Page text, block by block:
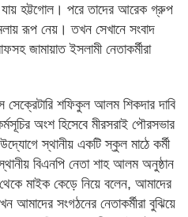
হট্টগোল। পরে তাদের আরেক গ্রুপ
রূপ নেয়। তখন সেখানে সংবাদ
জামায়াত ইসলামী নেতাকর্মীরা
সেক্রেটারি শফিকুল আলম শিকদার দাবি
অংশ হিসেবে মীরসরাই পৌরসভার
স্থানীয় একটি স্কুল মাঠে কর্মী
বিএনপি নেতা শাহ আলম অনুষ্ঠান
মাইক কেড়ে নিয়ে বলেন, আমাদের
আমাদের সংগঠনের নেতাকর্মীরা বুঝিয়ে